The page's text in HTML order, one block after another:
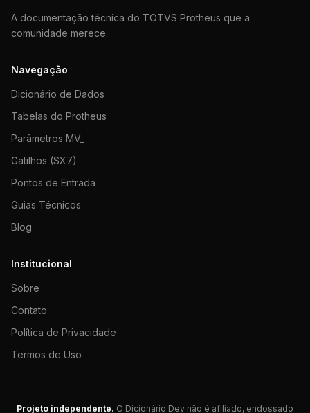
A documentação técnica do TOTVS Protheus que a
comunidade merece.
Navegação
Dicionário de Dados
Tabelas do Protheus
Parâmetros MV_
Gatilhos (SX7)
Pontos de Entrada
Guias Técnicos
Blog
Institucional
Sobre
Contato
Política de Privacidade
Termos de Uso
Projeto independente. O Dicionário Dev não é afiliado, endossado